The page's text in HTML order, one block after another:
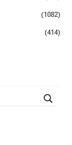
(1082)
(414)